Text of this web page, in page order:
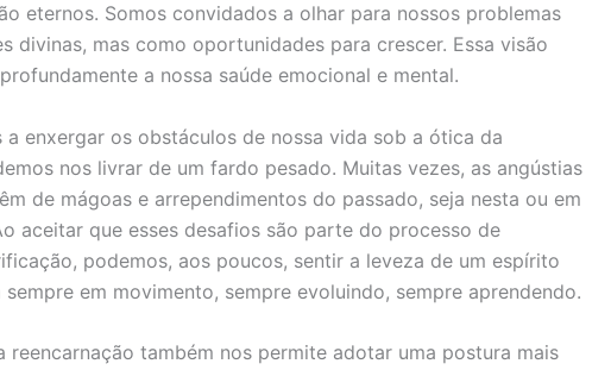
eternos. Somos convidados a olhar para nossos problemas
divinas, mas como oportunidades para crescer. Essa visão
a nossa saúde emocional e mental.
a enxergar os obstáculos de nossa vida sob a ótica da
nos livrar de um fardo pesado. Muitas vezes, as angústias
de mágoas e arrependimentos do passado, seja nesta ou em
aceitar que esses desafios são parte do processo de
podemos, aos poucos, sentir a leveza de um espírito
sempre em movimento, sempre evoluindo, sempre aprendendo.
reencarnação também nos permite adotar uma postura mais